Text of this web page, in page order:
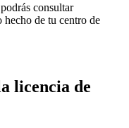
consultar
de tu centro de
licencia de